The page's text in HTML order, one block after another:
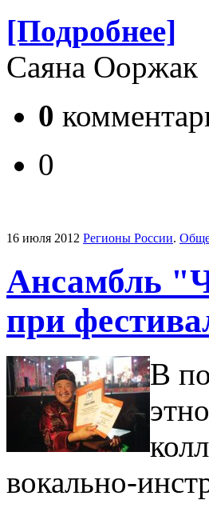
[Подробнее]
Саяна Ооржак
0
0
16 июля 2012 Регионы России.
Ансамбль
при
В
вокально-